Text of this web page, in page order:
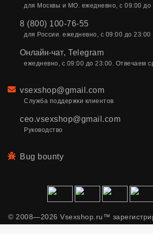
для Москвы и МО. ежедневно, с 09:00 до
8 (800) 100-76-55
для России. ежедневно, с 09:00 до 23:00
Онлайн-чат, Telegram
ежедневно, с 09:00 до 23:00. Отвечаем
Email
vsexshop@gmail.com
Служба поддержки клиентов
ceo.vsexshop@gmail.com
Руководство
Bug bounty
© 2008—2026 Vsexshop.ru™